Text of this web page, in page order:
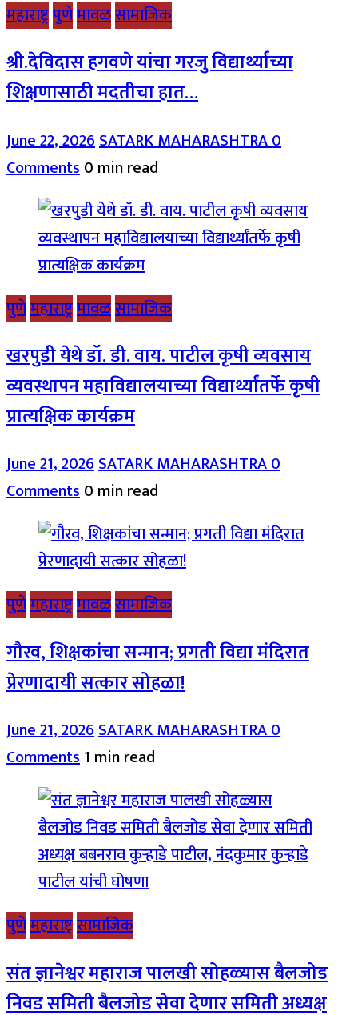
महाराष्ट्रपुणेमावळसामाजिक
श्री.देविदास हगवणे यांचा गरजु विद्यार्थ्यांच्या
शिक्षणासाठी मदतीचा हात…
June 22, 2026SATARK MAHARASHTRA0
Comments0 min read
पुणेमहाराष्ट्रमावळसामाजिक
खरपुडी येथे डॉ. डी. वाय. पाटील कृषी व्यवसाय
व्यवस्थापन महाविद्यालयाच्या विद्यार्थ्यांतर्फे कृषी
प्रात्यक्षिक कार्यक्रम
June 21, 2026SATARK MAHARASHTRA0
Comments0 min read
पुणेमहाराष्ट्रमावळसामाजिक
गौरव, शिक्षकांचा सन्मान; प्रगती विद्या मंदिरात
प्रेरणादायी सत्कार सोहळा!
June 21, 2026SATARK MAHARASHTRA0
Comments1 min read
पुणेमहाराष्ट्रसामाजिक
संत ज्ञानेश्वर महाराज पालखी सोहळ्यास बैलजोड
निवड समिती बैलजोड सेवा देणार समिती अध्यक्ष